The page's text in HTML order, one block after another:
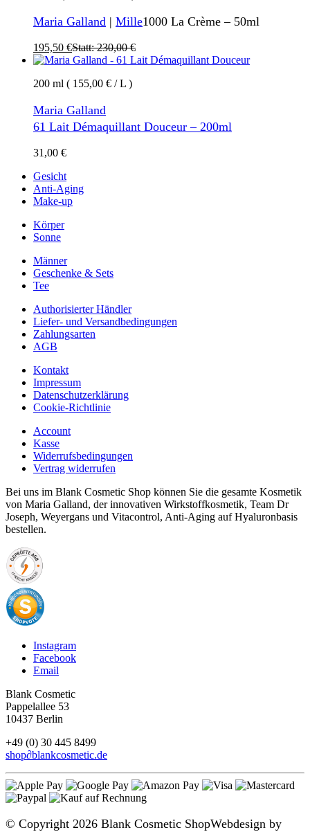
Maria Galland | Mille1000 La Crème – 50ml
195,50 €Statt:230,00€
200 ml ( 155,00 € / L )
Maria Galland
61 Lait Démaquillant Douceur – 200ml
31,00 €
Gesicht
Anti-Aging
Make-up
Körper
Sonne
Männer
Geschenke & Sets
Tee
Authorisierter Händler
Liefer- und Versandbedingungen
Zahlungsarten
AGB
Kontakt
Impressum
Datenschutzerklärung
Cookie-Richtlinie
Account
Kasse
Widerrufsbedingungen
Vertrag widerrufen
Bei uns im Blank Cosmetic Shop können Sie die gesamte Kosmetik
von Maria Galland, der innovativen Wirkstoffkosmetik, Team Dr
Joseph, Weyergans und Vitacontrol, Anti-Aging auf Hyaluronbasis
bestellen.
Instagram
Facebook
Email
Blank Cosmetic
Pappelallee 53
10437 Berlin
+49 (0) 30 445 8499
shop∂blankcosmetic.de
© Copyright 2026 Blank Cosmetic ShopWebdesign by